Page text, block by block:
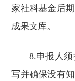
家社科基金后
成果文库。
8.申报人
写并确保没有